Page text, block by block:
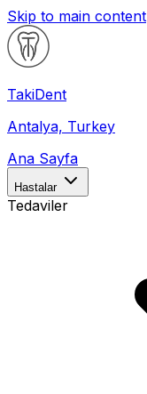
Skip to main content
TakiDent
Antalya, Turkey
Ana Sayfa
Hastalar
Tedaviler